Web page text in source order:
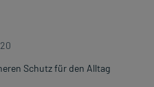
Schutz für den Alltag